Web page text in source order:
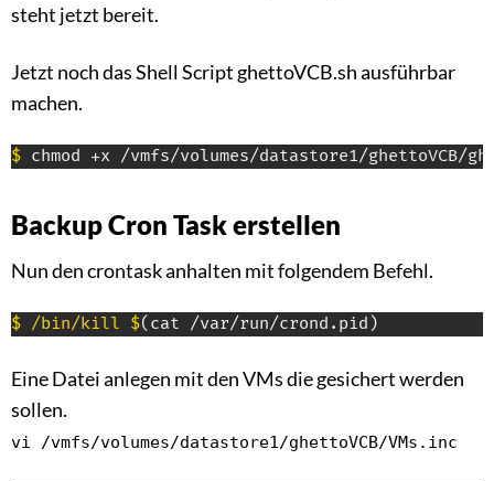
steht jetzt bereit.
Jetzt noch das Shell Script ghettoVCB.sh ausführbar
machen.
$ chmod +x /vmfs/volumes/datastore1/ghettoVCB/
Backup Cron Task erstellen
Nun den crontask anhalten mit folgendem Befehl.
$ /bin/kill $(cat /var/run/crond.pid)
Eine Datei anlegen mit den VMs die gesichert werden
sollen.
vi /vmfs/volumes/datastore1/ghettoVCB/VMs.inc